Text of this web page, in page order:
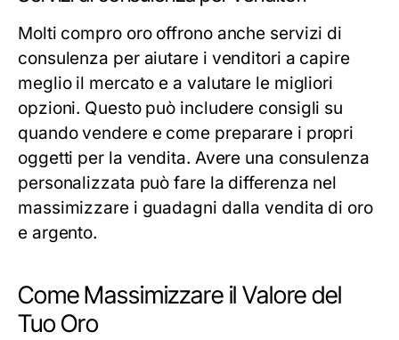
Molti compro oro offrono anche servizi di
consulenza per aiutare i venditori a capire
meglio il mercato e a valutare le migliori
opzioni. Questo può includere consigli su
quando vendere e come preparare i propri
oggetti per la vendita. Avere una consulenza
personalizzata può fare la differenza nel
massimizzare i guadagni dalla vendita di oro
e argento.
Come Massimizzare il Valore del
Tuo Oro